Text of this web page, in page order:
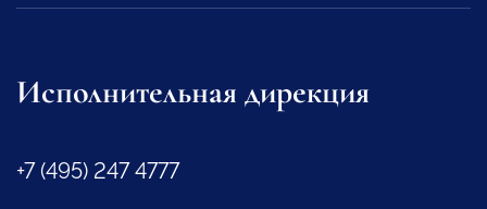
Исполнительная дирекция
+7 (495) 247 4777